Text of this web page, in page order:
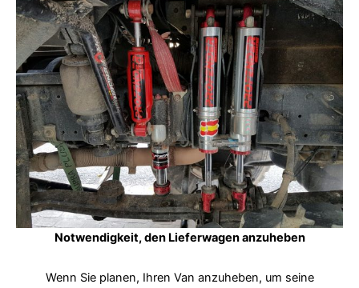
Notwendigkeit, den Lieferwagen anzuheben
Wenn Sie planen, Ihren Van anzuheben, um seine